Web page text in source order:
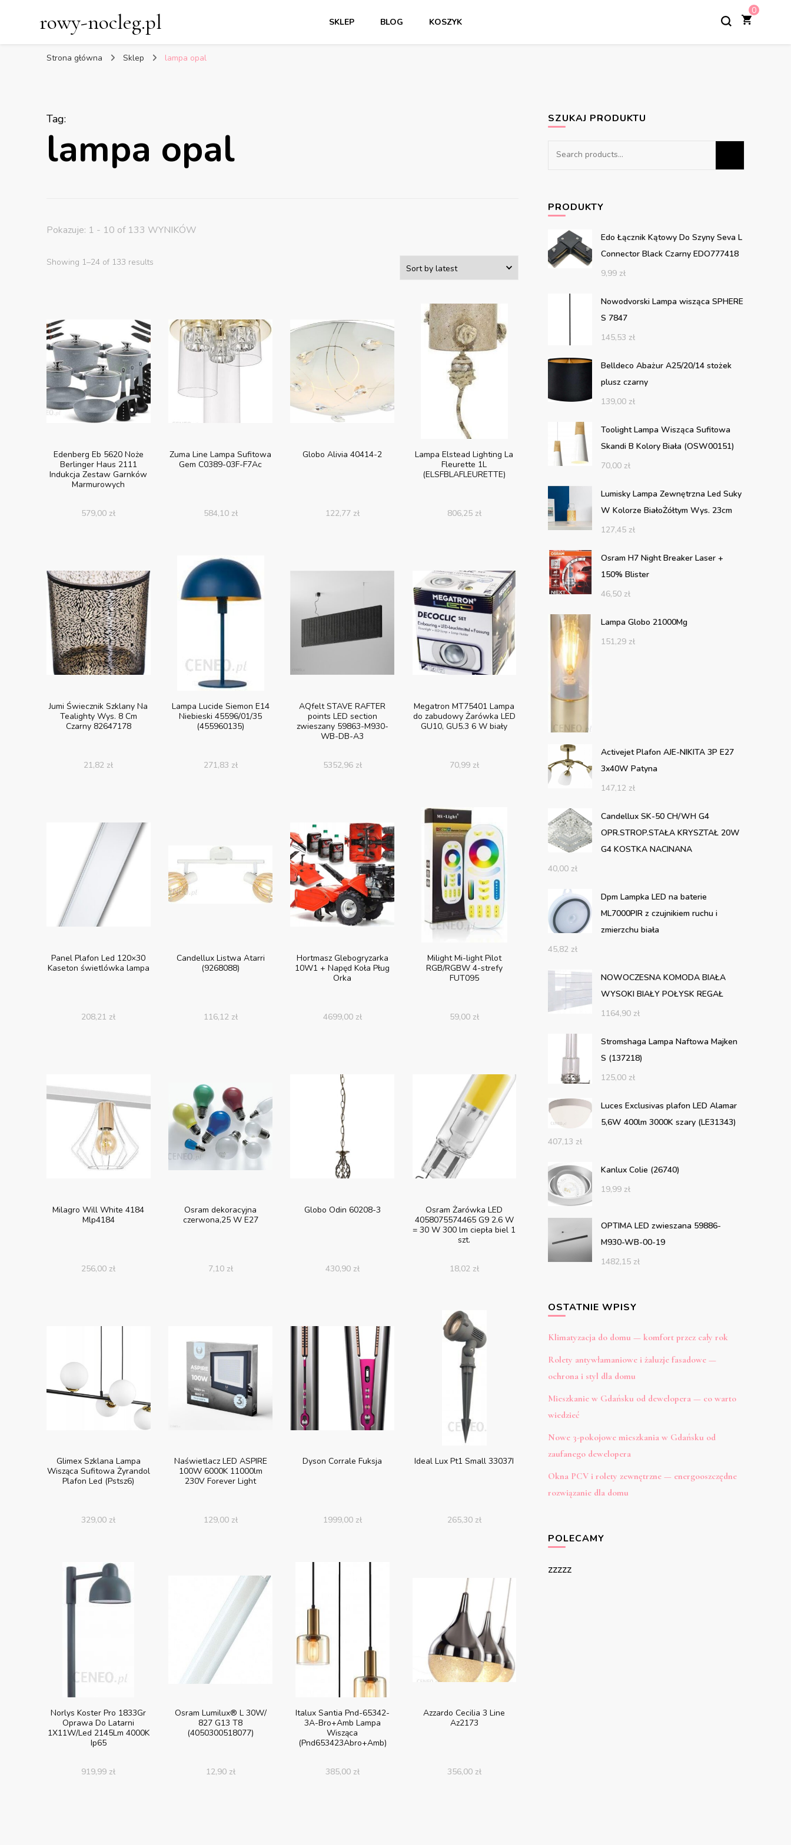
rowy-nocleg.pl SKLEP BLOG KOSZYK
0
Strona główna Sklep lampa opal
Tag:
lampa opal
Pokazuje: 1 - 10 of 133 WYNIKÓW
Showing 1–24 of 133 results
Edenberg Eb 5620 Noże
Berlinger Haus 2111
Indukcja Zestaw Garnków
Marmurowych
579,00 zł
Zuma Line Lampa Sufitowa
Gem C0389-03F-F7Ac
584,10 zł
Globo Alivia 40414-2
122,77 zł
Lampa Elstead Lighting La
Fleurette 1L
(ELSFBLAFLEURETTE)
806,25 zł
Jumi Świecznik Szklany Na
Tealighty Wys. 8 Cm
Czarny 82647178
21,82 zł
Lampa Lucide Siemon E14
Niebieski 45596/01/35
(455960135)
271,83 zł
AQfelt STAVE RAFTER
points LED section
zwieszany 59863-M930-
WB-DB-A3
5352,96 zł
Megatron MT75401 Lampa
do zabudowy Żarówka LED
GU10, GU5.3 6 W biały
70,99 zł
Panel Plafon Led 120×30
Kaseton świetlówka lampa
208,21 zł
Candellux Listwa Atarri
(9268088)
116,12 zł
Hortmasz Glebogryzarka
10W1 + Napęd Koła Pług
Orka
4699,00 zł
Milight Mi-light Pilot
RGB/RGBW 4-strefy
FUT095
59,00 zł
Milagro Will White 4184
Mlp4184
256,00 zł
Osram dekoracyjna
czerwona,25 W E27
7,10 zł
Globo Odin 60208-3
430,90 zł
Osram Żarówka LED
4058075574465 G9 2.6 W
= 30 W 300 lm ciepła biel 1
szt.
18,02 zł
Glimex Szklana Lampa
Wisząca Sufitowa Żyrandol
Plafon Led (Pstsz6)
329,00 zł
Naświetlacz LED ASPIRE
100W 6000K 11000lm
230V Forever Light
129,00 zł
Dyson Corrale Fuksja
1999,00 zł
Ideal Lux Pt1 Small 33037I
265,30 zł
Norlys Koster Pro 1833Gr
Oprawa Do Latarni
1X11W/Led 2145Lm 4000K
Ip65
919,99 zł
Osram Lumilux® L 30W/
827 G13 T8
(4050300518077)
12,90 zł
Italux Santia Pnd-65342-
3A-Bro+Amb Lampa
Wisząca
(Pnd653423Abro+Amb)
385,00 zł
Azzardo Cecilia 3 Line
Az2173
356,00 zł
SZUKAJ PRODUKTU
Search
PRODUKTY
Edo Łącznik Kątowy Do Szyny Seva L
Connector Black Czarny EDO777418
9,99 zł
Nowodvorski Lampa wisząca SPHERE
S 7847
145,53 zł
Belldeco Abażur A25/20/14 stożek
plusz czarny
139,00 zł
Toolight Lampa Wisząca Sufitowa
Skandi B Kolory Biała (OSW00151)
70,00 zł
Lumisky Lampa Zewnętrzna Led Suky
W Kolorze BiałoŻółtym Wys. 23cm
127,45 zł
Osram H7 Night Breaker Laser +
150% Blister
46,50 zł
Lampa Globo 21000Mg
151,29 zł
Activejet Plafon AJE-NIKITA 3P E27
3x40W Patyna
147,12 zł
Candellux SK-50 CH/WH G4
OPR.STROP.STAŁA KRYSZTAŁ 20W
G4 KOSTKA NACINANA
40,00 zł
Dpm Lampka LED na baterie
ML7000PIR z czujnikiem ruchu i
zmierzchu biała
45,82 zł
NOWOCZESNA KOMODA BIAŁA
WYSOKI BIAŁY POŁYSK REGAŁ
1164,90 zł
Stromshaga Lampa Naftowa Majken
S (137218)
125,00 zł
Luces Exclusivas plafon LED Alamar
5,6W 400lm 3000K szary (LE31343)
407,13 zł
Kanlux Colie (26740)
19,99 zł
OPTIMA LED zwieszana 59886-
M930-WB-00-19
1482,15 zł
OSTATNIE WPISY
Klimatyzacja do domu — komfort przez cały rok
Rolety antywłamaniowe i żaluzje fasadowe —
ochrona i styl dla domu
Mieszkanie w Gdańsku od dewelopera — co warto
wiedzieć
Nowe 3-pokojowe mieszkania w Gdańsku od
zaufanego dewelopera
Okna PCV i rolety zewnętrzne — energooszczędne
rozwiązanie dla domu
POLECAMY
zzzzz